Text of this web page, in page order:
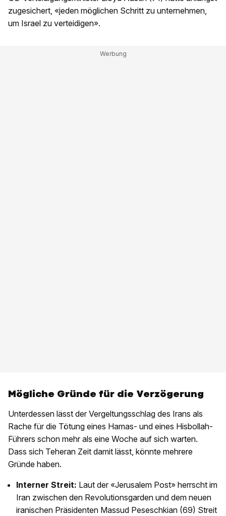
zugesichert, «jeden möglichen Schritt zu unternehmen,
um Israel zu verteidigen».
Mögliche Gründe für die Verzögerung
Unterdessen lässt der Vergeltungsschlag des Irans als
Rache für die Tötung eines Hamas- und eines Hisbollah-
Führers schon mehr als eine Woche auf sich warten.
Dass sich Teheran Zeit damit lässt, könnte mehrere
Gründe haben.
Interner Streit: Laut der «Jerusalem Post» herrscht im
Iran zwischen den Revolutionsgarden und dem neuen
iranischen Präsidenten Massud Peseschkian (69) Streit